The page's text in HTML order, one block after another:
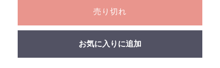
売り切れ
お気に入りに追加